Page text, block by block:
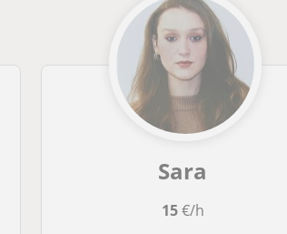
Sara
15€/h